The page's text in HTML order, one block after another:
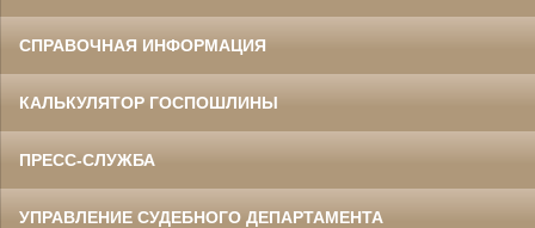
СПРАВОЧНАЯ ИНФОРМАЦИЯ
КАЛЬКУЛЯТОР ГОСПОШЛИНЫ
ПРЕСС-СЛУЖБА
УПРАВЛЕНИЕ СУДЕБНОГО ДЕПАРТАМЕНТА